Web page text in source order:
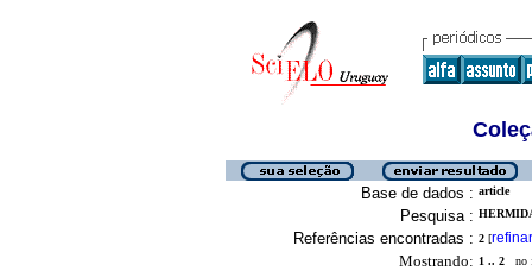
Base de dados : article
Pesquisa :
Referências encontradas : 2 [refinar
Mostrando: 1 .. 2 no